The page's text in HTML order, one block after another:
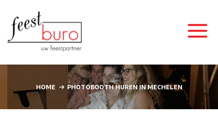
HOME PHOTOBOOTH HUREN IN MECHELEN